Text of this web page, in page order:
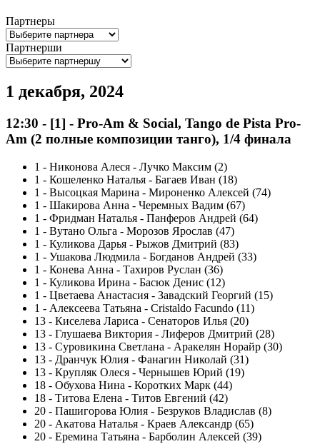
Партнеры
Партнерши
1 декабря, 2024
12:30 - [1] - Pro-Am & Social, Tango de Pista Pro-
Am (2 полные композиции танго), 1/4 финала
1 - Никонова Алеся - Лучко Максим (2)
1 - Кошеленко Наталья - Багаев Иван (18)
1 - Высоцкая Марина - Мироненко Алексей (74)
1 - Шакирова Анна - Черемных Вадим (67)
1 - Фридман Наталья - Панферов Андрей (64)
1 - Вутано Ольга - Морозов Ярослав (47)
1 - Куликова Дарья - Рыжов Дмитрий (83)
1 - Ушакова Людмила - Богданов Андрей (33)
1 - Конева Анна - Тахиров Руслан (36)
1 - Куликова Ирина - Басюк Денис (12)
1 - Цветаева Анастасия - Завадский Георгий (15)
1 - Алексеева Татьяна - Cristaldo Facundo (11)
13 - Киселева Лариса - Сенаторов Илья (20)
13 - Глушаева Виктория - Лиферов Дмитрий (28)
13 - Суровикина Светлана - Аракелян Норайр (30)
13 - Дранчук Юлия - Фанагин Николай (31)
13 - Крупляк Олеся - Чернышев Юрий (19)
18 - Обухова Нина - Коротких Марк (44)
18 - Титова Елена - Титов Евгений (42)
20 - Пашигорова Юлия - Безруков Владислав (8)
20 - Акатова Наталья - Краев Александр (65)
20 - Еремина Татьяна - Барболин Алексей (39)